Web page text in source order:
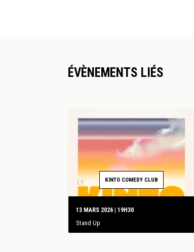
ÉVÈNEMENTS LIÉS
KINTO COMEDY CLUB
13 MARS 2026 | 19H30
Stand Up